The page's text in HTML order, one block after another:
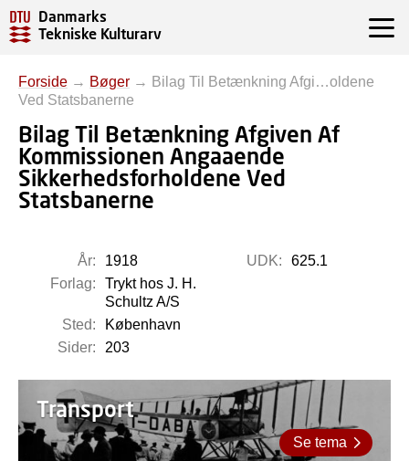
Danmarks
Tekniske Kulturarv
Forside → Bøger → Bilag Til Betænkning Afgi…oldene
Ved Statsbanerne
Bilag Til Betænkning Afgiven Af
Kommissionen Angaaende
Sikkerhedsforholdene Ved
Statsbanerne
År:
1918
Forlag:
Trykt hos J. H.
Schultz A/S
Sted:
København
Sider:
203
UDK: 625.1
Transport
Se tema